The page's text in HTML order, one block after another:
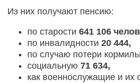
Из них получают пенсию:
по старости 641 106
по инвалидности 20 444,
по случаю потери
социальную 71 634,
как военнослужащие и их